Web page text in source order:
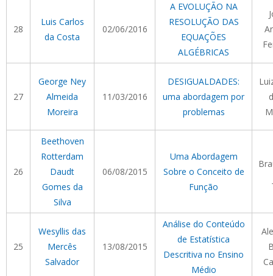
28
Luis Carlos
da Costa
02/06/2016
A EVOLUÇÃO NA
RESOLUÇÃO DAS
EQUAÇÕES
ALGÉBRICAS
27
George Ney
Almeida
Moreira
11/03/2016
DESIGUALDADES:
uma abordagem por
problemas
26
Beethoven
Rotterdam
Daudt
Gomes da
Silva
06/08/2015
Uma Abordagem
Sobre o Conceito de
Função
25
Wesyllis das
Mercês
Salvador
13/08/2015
Análise do Conteúdo
de Estatística
Descritiva no Ensino
Médio